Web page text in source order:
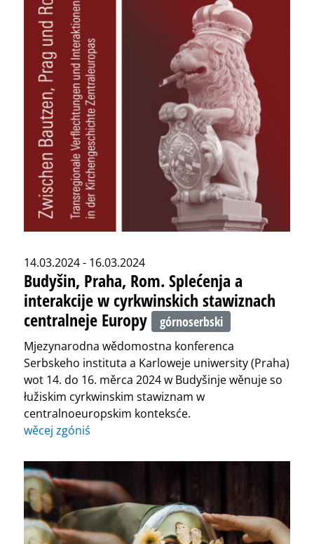
14.03.2024 - 16.03.2024
Budyšin, Praha, Rom. Splećenja a
interakcije w cyrkwinskich stawiznach
centralneje Europy
górnoserbski
Mjezynarodna wědomostna konferenca
Serbskeho instituta a Karloweje uniwersity (Praha)
wot 14. do 16. měrca 2024 w Budyšinje wěnuje so
łužiskim cyrkwinskim stawiznam w
centralnoeuropskim konteksće.
wěcej zgóniś